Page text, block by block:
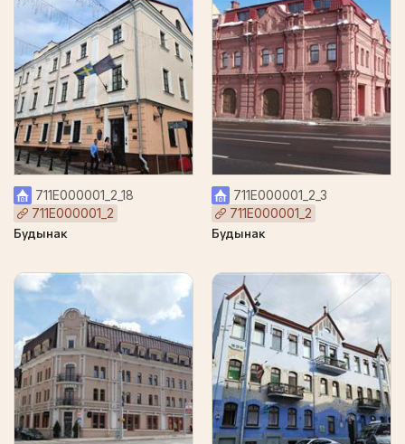
711Е000001_2_18
711Е000001_2
Будынак
711Е000001_2_3
711Е000001_2
Будынак